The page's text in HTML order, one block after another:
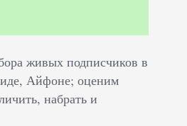
живых подписчиков в
Айфоне; оценим
набрать и